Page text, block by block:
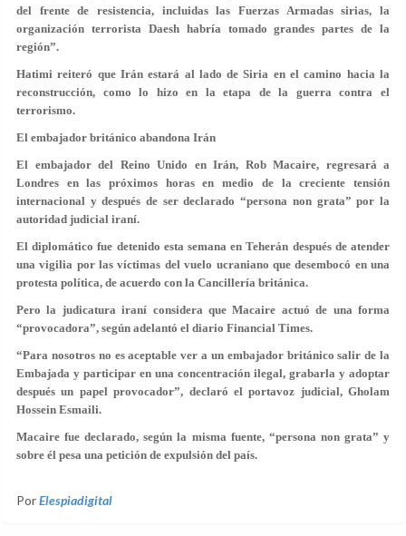
del frente de resistencia, incluidas las Fuerzas Armadas sirias, la
organización terrorista Daesh habría tomado grandes partes de la
región”.
Hatimi reiteró que Irán estará al lado de Siria en el camino hacia la
reconstrucción, como lo hizo en la etapa de la guerra contra el
terrorismo.
El embajador británico abandona Irán
El embajador del Reino Unido en Irán, Rob Macaire, regresará a
Londres en las próximos horas en medio de la creciente tensión
internacional y después de ser declarado “persona non grata” por la
autoridad judicial iraní.
El diplomático fue detenido esta semana en Teherán después de atender
una vigilia por las víctimas del vuelo ucraniano que desembocó en una
protesta política, de acuerdo con la Cancillería británica.
Pero la judicatura iraní considera que Macaire actuó de una forma
“provocadora”, según adelantó el diario Financial Times.
“Para nosotros no es aceptable ver a un embajador británico salir de la
Embajada y participar en una concentración ilegal, grabarla y adoptar
después un papel provocador”, declaró el portavoz judicial, Gholam
Hossein Esmaili.
Macaire fue declarado, según la misma fuente, “persona non grata” y
sobre él pesa una petición de expulsión del país.
PorElespiadigital